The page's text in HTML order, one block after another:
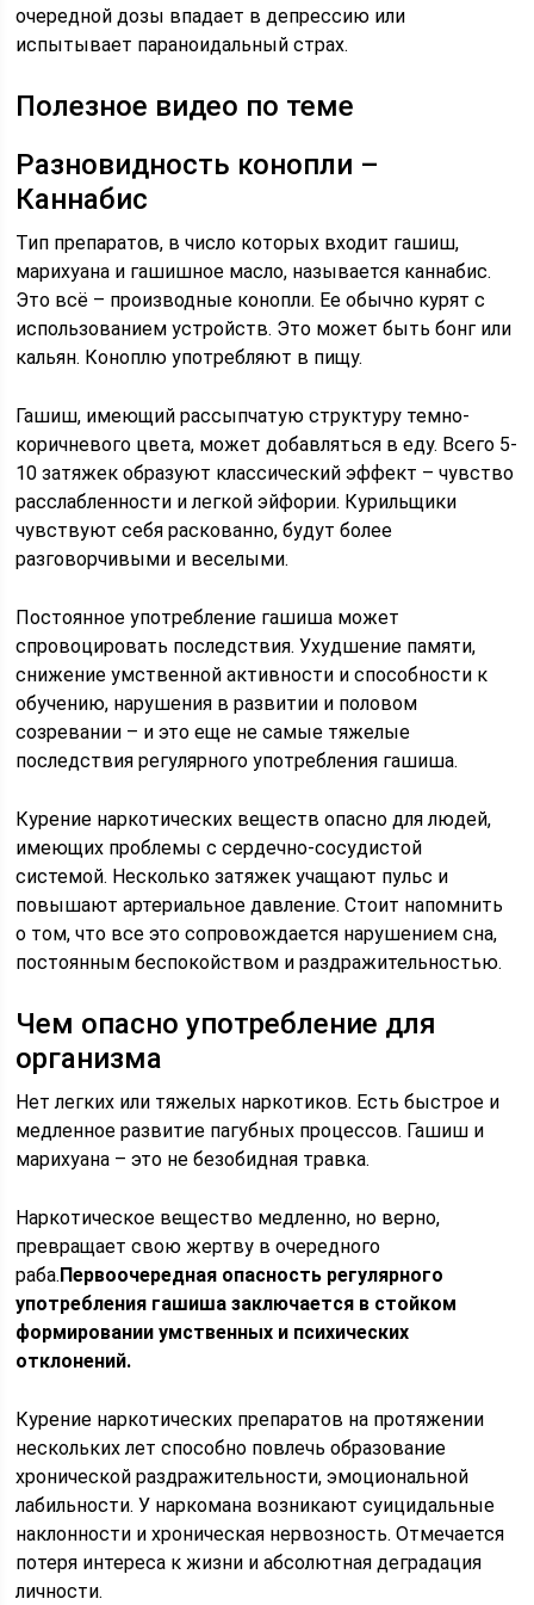
очередной дозы впадает в депрессию или
испытывает параноидальный страх.
Полезное видео по теме
Разновидность конопли –
Каннабис
Тип препаратов, в число которых входит гашиш,
марихуана и гашишное масло, называется каннабис.
Это всё – производные конопли. Ее обычно курят с
использованием устройств. Это может быть бонг или
кальян. Коноплю употребляют в пищу.
Гашиш, имеющий рассыпчатую структуру темно-
коричневого цвета, может добавляться в еду. Всего 5-
10 затяжек образуют классический эффект – чувство
расслабленности и легкой эйфории. Курильщики
чувствуют себя раскованно, будут более
разговорчивыми и веселыми.
Постоянное употребление гашиша может
спровоцировать последствия. Ухудшение памяти,
снижение умственной активности и способности к
обучению, нарушения в развитии и половом
созревании – и это еще не самые тяжелые
последствия регулярного употребления гашиша.
Курение наркотических веществ опасно для людей,
имеющих проблемы с сердечно-сосудистой
системой. Несколько затяжек учащают пульс и
повышают артериальное давление. Стоит напомнить
о том, что все это сопровождается нарушением сна,
постоянным беспокойством и раздражительностью.
Чем опасно употребление для
организма
Нет легких или тяжелых наркотиков. Есть быстрое и
медленное развитие пагубных процессов. Гашиш и
марихуана – это не безобидная травка.
Наркотическое вещество медленно, но верно,
превращает свою жертву в очередного
раба.Первоочередная опасность регулярного
употребления гашиша заключается в стойком
формировании умственных и психических
отклонений.
Курение наркотических препаратов на протяжении
нескольких лет способно повлечь образование
хронической раздражительности, эмоциональной
лабильности. У наркомана возникают суицидальные
наклонности и хроническая нервозность. Отмечается
потеря интереса к жизни и абсолютная деградация
личности.